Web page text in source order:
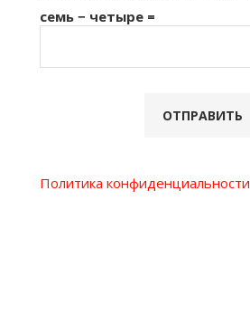
семь − четыре =
Политика конфиденциальности